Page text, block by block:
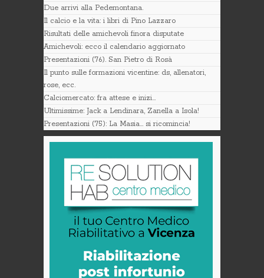
Due arrivi alla Pedemontana.
Il calcio e la vita: i libri di Pino Lazzaro
Risultati delle amichevoli finora disputate
Amichevoli: ecco il calendario aggiornato
Presentazioni (76). San Pietro di Rosà
Il punto sulle formazioni vicentine: ds, allenatori,
rose, ecc.
Calciomercato: fra attese e inizi…
Ultimissime: Jack a Lendinara, Zanella a Isola!
Presentazioni (75): La Masia… si ricomincia!